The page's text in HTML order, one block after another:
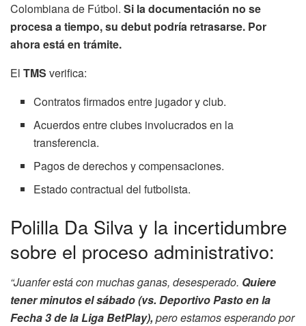
Colombiana de Fútbol. Si la documentación no se
procesa a tiempo, su debut podría retrasarse. Por
ahora está en trámite.
El TMS verifica:
Contratos firmados entre jugador y club.
Acuerdos entre clubes involucrados en la
transferencia.
Pagos de derechos y compensaciones.
Estado contractual del futbolista.
Polilla Da Silva y la incertidumbre
sobre el proceso administrativo:
“Juanfer está con muchas ganas, desesperado. Quiere
tener minutos el sábado (vs. Deportivo Pasto en la
Fecha 3 de la Liga BetPlay), pero estamos esperando por